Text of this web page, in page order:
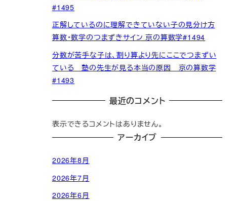
#1495
正解しているのに理解できていない子の見分け方
算数・数学のつまずきサイン 京の算数学#1494
分数が苦手な子は、割り算より先にここでつまずい
ている 塾の先生が見る本当の原因 京の算数学
#1493
最近のコメント
表示できるコメントはありません。
アーカイブ
2026年8月
2026年7月
2026年6月